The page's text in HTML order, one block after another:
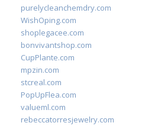
purelycleanchemdry.com
WishOping.com
shoplegacee.com
bonvivantshop.com
CupPlante.com
mpzin.com
stcreal.com
PopUpFlea.com
valueml.com
rebeccatorresjewelry.com